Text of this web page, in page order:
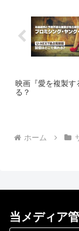
映画『愛を複製す
る？
ホーム
当メディア